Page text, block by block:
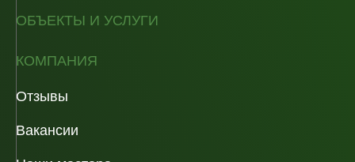
ОБЪЕКТЫ И УСЛУГИ
КОМПАНИЯ
Отзывы
Вакансии